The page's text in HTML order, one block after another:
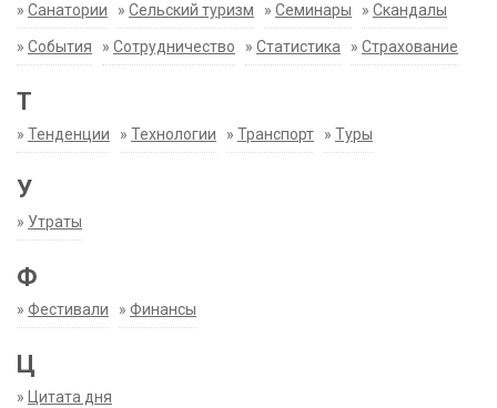
» Санатории » Сельский туризм » Семинары » Скандалы
» События » Сотрудничество » Статистика » Страхование
Т
» Тенденции » Технологии » Транспорт » Туры
У
» Утраты
Ф
» Фестивали » Финансы
Ц
» Цитата дня